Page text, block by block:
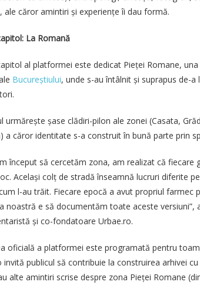
ale căror amintiri și experiențe îi dau formă.
La Romană
al platformei este dedicat Pieței Romane,
Bucureștiului, unde s-au întâlnit și suprapus de-
urmărește șase clădiri-pilon ale zonei (Casata,
a căror identitate s-a construit în bună parte prin
început să cercetăm zona, am realizat că fiecare
Același colț de stradă înseamnă lucruri diferite
l-au trăit. Fiecare epocă a avut propriul farmec
noastră e să documentăm toate aceste versiuni”,
și co-fondatoare Urbae.ro.
oficială a platformei este programată pentru
invită publicul să contribuie la construirea arhivei
alte amintiri scrise despre zona Pieței Romane